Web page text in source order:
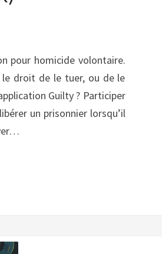
pour homicide volontaire.
le droit de le tuer, ou de le
Guilty ? Participer
un prisonnier lorsqu’il